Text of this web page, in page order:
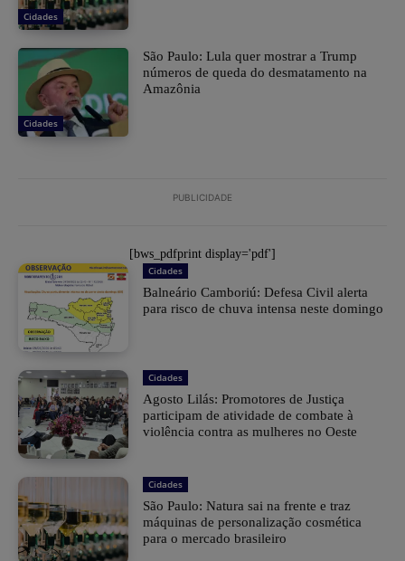
Cidades
Cidades
São Paulo: Lula quer mostrar a Trump
números de queda do desmatamento na
Amazônia
PUBLICIDADE
[bws_pdfprint display='pdf']
Cidades
Balneário Camboriú: Defesa Civil alerta
para risco de chuva intensa neste domingo
Cidades
Agosto Lilás: Promotores de Justiça
participam de atividade de combate à
violência contra as mulheres no Oeste
Cidades
São Paulo: Natura sai na frente e traz
máquinas de personalização cosmética
para o mercado brasileiro